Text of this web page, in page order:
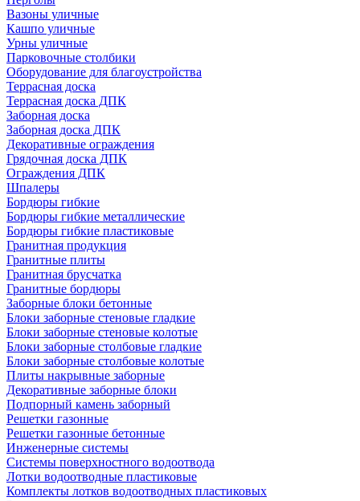
Вазоны уличные
Кашпо уличные
Урны уличные
Парковочные столбики
Оборудование для благоустройства
Террасная доска
Террасная доска ДПК
Заборная доска
Заборная доска ДПК
Декоративные ограждения
Грядочная доска ДПК
Ограждения ДПК
Шпалеры
Бордюры гибкие
Бордюры гибкие металлические
Бордюры гибкие пластиковые
Гранитная продукция
Гранитные плиты
Гранитная брусчатка
Гранитные бордюры
Заборные блоки бетонные
Блоки заборные стеновые гладкие
Блоки заборные стеновые колотые
Блоки заборные столбовые гладкие
Блоки заборные столбовые колотые
Плиты накрывные заборные
Декоративные заборные блоки
Подпорный камень заборный
Решетки газонные
Решетки газонные бетонные
Инженерные системы
Системы поверхностного водоотвода
Лотки водоотводные пластиковые
Комплекты лотков водоотводных пластиковых